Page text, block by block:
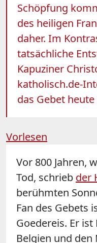
Schöpfung
des heiligen
daher. Im
tatsächliche
Kapuziner
katholisch.de-
das Gebet
Vorlesen
Vor 800 Jahren,
Tod, schrieb der
berühmten
Fan des Gebets
Goedereis. Er
Belgien und den